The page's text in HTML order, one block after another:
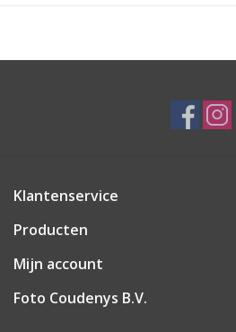
Klantenservice
Producten
Mijn account
Foto Coudenys B.V.